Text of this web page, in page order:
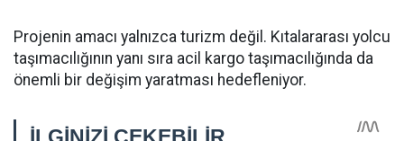
Projenin amacı yalnızca turizm değil. Kıtalararası yolcu
taşımacılığının yanı sıra acil kargo taşımacılığında da
önemli bir değişim yaratması hedefleniyor.